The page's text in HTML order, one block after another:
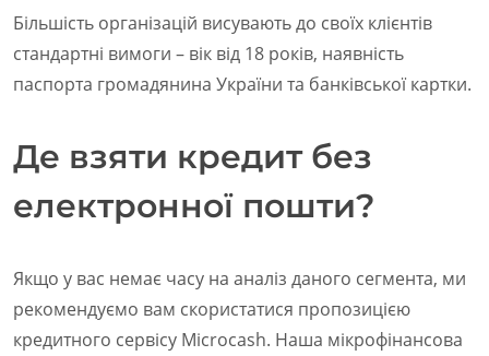
Більшість організацій висувають до своїх клієнтів
стандартні вимоги – вік від 18 років, наявність
паспорта громадянина України та банківської картки.
Де взяти кредит без
електронної пошти?
Якщо у вас немає часу на аналіз даного сегмента, ми
рекомендуємо вам скористатися пропозицією
кредитного сервісу Microcash. Наша мікрофінансова